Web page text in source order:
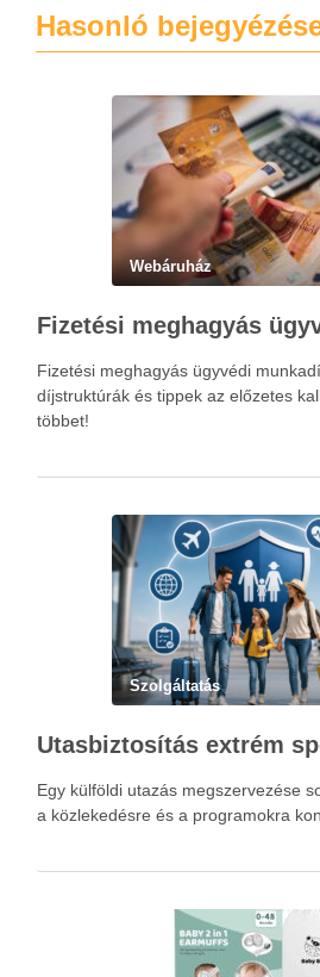
Hasonló
Webáruház
Fizetési meghagyás ügyvédi
díjstruktúrák és tippek az előzetes
többet!
Szolgáltatás
Egy külföldi utazás megszervezése
a közlekedésre és a programokra